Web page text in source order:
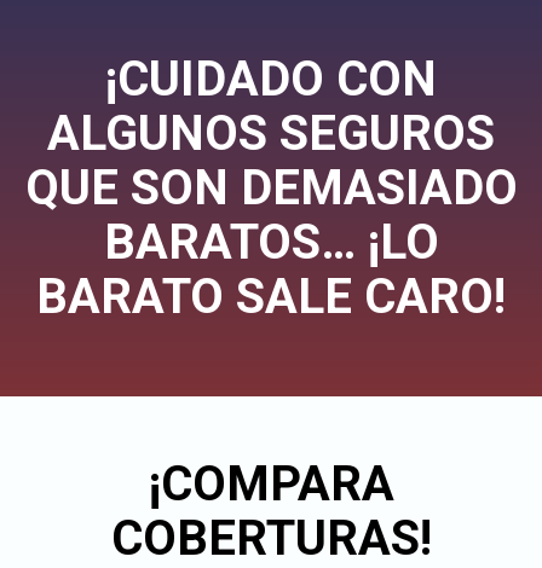
¡CUIDADO CON
ALGUNOS SEGUROS
QUE SON DEMASIADO
BARATOS… ¡LO
BARATO SALE CARO!
¡COMPARA
COBERTURAS!